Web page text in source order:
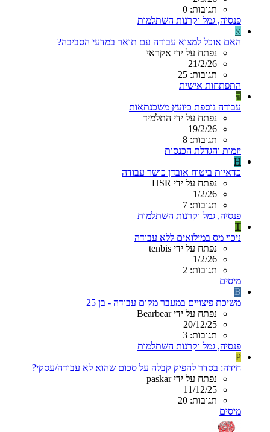
תגובות: 0
פנסיה, גמל וקרנות השתלמות
א
האם אוכל למצוא עבודה עם תואר במדעי הסביבה?
נפתח על ידי אקראי
21/2/26
תגובות: 25
התפתחות אישית
ה
עבודה נוספת כיועץ משכנתאות
נפתח על ידי התלמיד
19/2/26
תגובות: 8
יזמות והגדלת הכנסות
H
כדאיות ביטוח אובדן כושר עבודה
נפתח על ידי HSR
1/2/26
תגובות: 7
פנסיה, גמל וקרנות השתלמות
T
ניכוי מס במילואים ללא עבודה
נפתח על ידי tenbis
1/2/26
תגובות: 2
מיסים
B
משיכת פיצויים במעבר מקום עבודה - בן 25
נפתח על ידי Bearbear
20/12/25
תגובות: 3
פנסיה, גמל וקרנות השתלמות
P
חידה: בסדר להפיק קבלה על סכום שהוא לא עבודה/עסקי?
נפתח על ידי paskar
11/12/25
תגובות: 20
מיסים